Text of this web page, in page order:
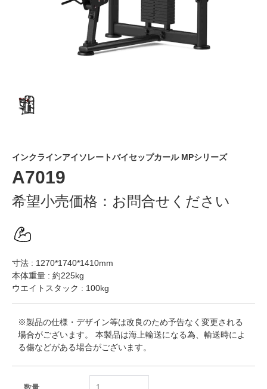
インクラインアイソレートバイセップカール MPシリーズ
A7019
希望小売価格： お問合せください
寸法 : 1270*1740*1410mm
本体重量 : 約225kg
ウエイトスタック : 100kg
※製品の仕様・デザイン等は改良のため予告なく変更される
場合がございます。 本製品は海上輸送になる為、輸送時によ
る傷などがある場合がございます。